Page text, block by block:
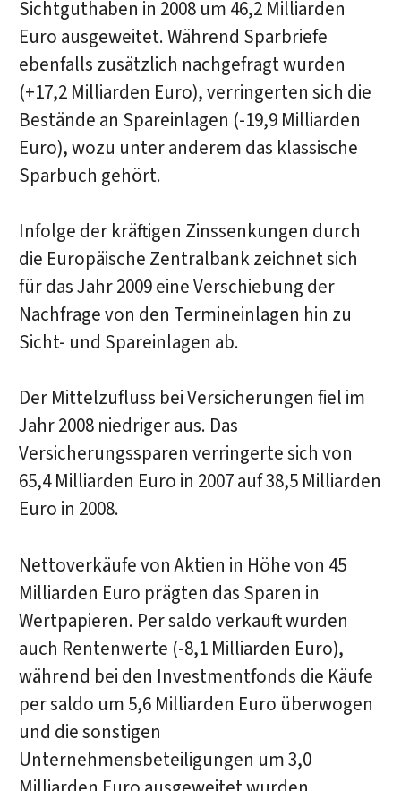
Sichtguthaben in 2008 um 46,2 Milliarden
Euro ausgeweitet. Während Sparbriefe
ebenfalls zusätzlich nachgefragt wurden
(+17,2 Milliarden Euro), verringerten sich die
Bestände an Spareinlagen (-19,9 Milliarden
Euro), wozu unter anderem das klassische
Sparbuch gehört.
Infolge der kräftigen Zinssenkungen durch
die Europäische Zentralbank zeichnet sich
für das Jahr 2009 eine Verschiebung der
Nachfrage von den Termineinlagen hin zu
Sicht- und Spareinlagen ab.
Der Mittelzufluss bei Versicherungen fiel im
Jahr 2008 niedriger aus. Das
Versicherungssparen verringerte sich von
65,4 Milliarden Euro in 2007 auf 38,5 Milliarden
Euro in 2008.
Nettoverkäufe von Aktien in Höhe von 45
Milliarden Euro prägten das Sparen in
Wertpapieren. Per saldo verkauft wurden
auch Rentenwerte (-8,1 Milliarden Euro),
während bei den Investmentfonds die Käufe
per saldo um 5,6 Milliarden Euro überwogen
und die sonstigen
Unternehmensbeteiligungen um 3,0